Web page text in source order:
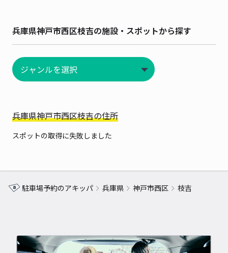
兵庫県神戸市西区枝吉の施設・スポットから探す
兵庫県神戸市西区枝吉の住所
スポットの取得に失敗しました
駐車場予約のアキッパ 兵庫県 神戸市西区 枝吉